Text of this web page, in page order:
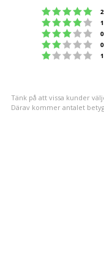
2
1
0
0
1
Tänk på att vissa kunder
Därav kommer antalet